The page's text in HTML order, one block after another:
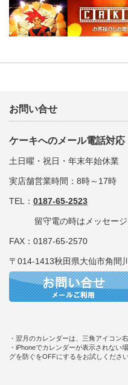
お問い合せ
ケーキへのメール電話対
土日曜・祝日・年末年始休業
実店舗営業時間：8時～17時
TEL： 0187-65-2523
留守電の時はメッセージ
FAX：0187-65-2570
〒014-1413秋田県大仙市角間
・翌月のカレンダーは、三角アイコン
・iPhoneでカレンダーが表示されな
グを防ぐをOFFにするをお試しください